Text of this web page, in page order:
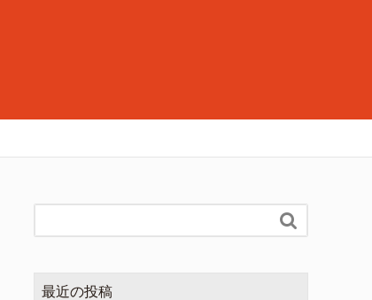

最近の投稿